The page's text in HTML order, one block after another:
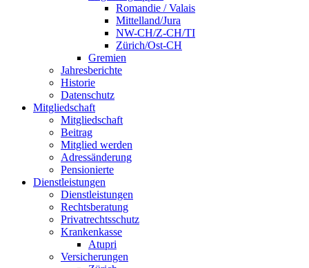
Romandie / Valais
Mittelland/Jura
NW-CH/Z-CH/TI
Zürich/Ost-CH
Gremien
Jahresberichte
Historie
Datenschutz
Mitgliedschaft
Mitgliedschaft
Beitrag
Mitglied werden
Adressänderung
Pensionierte
Dienstleistungen
Dienstleistungen
Rechtsberatung
Privatrechtsschutz
Krankenkasse
Atupri
Versicherungen